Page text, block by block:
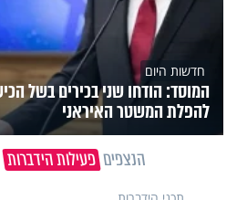
חדשות היום
המוסד: הודחו שני בכירים בשל
להפלת המשטר האיראני
הנצפים פעילות הידברות